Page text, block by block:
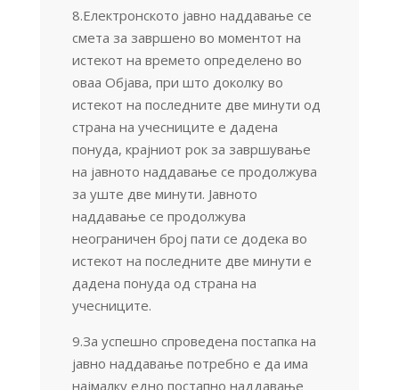
8.Електронското јавно наддавање се
смета за завршено во моментот на
истекот на времето определено во
оваа Објава, при што доколку во
истекот на последните две минути од
страна на учесниците е дадена
понуда, крајниот рок за завршување
на јавното наддавање се продолжува
за уште две минути. Јавното
наддавање се продолжува
неограничен број пати се додека во
истекот на последните две минути е
дадена понуда од страна на
учесниците.
9.За успешно спроведена постапка на
јавно наддавање потребно е да има
најмалку едно постапно наддавање